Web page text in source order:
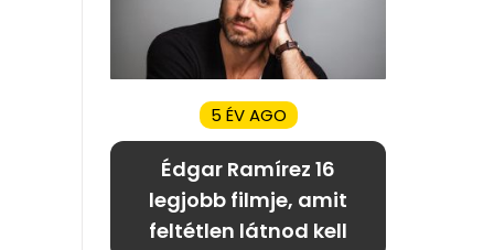
5 ÉV AGO
Édgar Ramírez 16
legjobb filmje, amit
feltétlen látnod kell